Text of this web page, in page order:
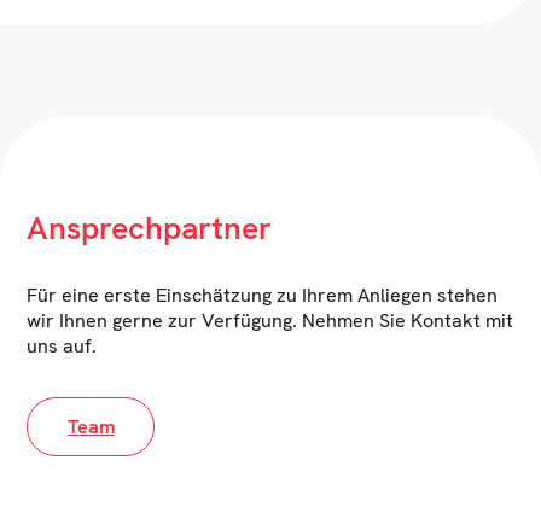
Ansprechpartner
Für eine erste Einschätzung zu Ihrem Anliegen stehen
wir Ihnen gerne zur Verfügung. Nehmen Sie Kontakt mit
uns auf.
Team